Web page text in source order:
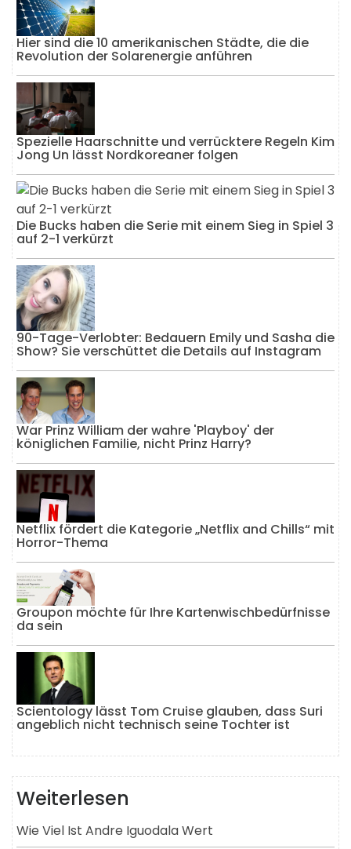
Hier sind die 10 amerikanischen Städte, die die
Revolution der Solarenergie anführen
Spezielle Haarschnitte und verrücktere Regeln Kim
Jong Un lässt Nordkoreaner folgen
Die Bucks haben die Serie mit einem Sieg in Spiel 3
auf 2-1 verkürzt
90-Tage-Verlobter: Bedauern Emily und Sasha die
Show? Sie verschüttet die Details auf Instagram
War Prinz William der wahre 'Playboy' der
königlichen Familie, nicht Prinz Harry?
Netflix fördert die Kategorie „Netflix and Chills“ mit
Horror-Thema
Groupon möchte für Ihre Kartenwischbedürfnisse
da sein
Scientology lässt Tom Cruise glauben, dass Suri
angeblich nicht technisch seine Tochter ist
Weiterlesen
Wie Viel Ist Andre Iguodala Wert